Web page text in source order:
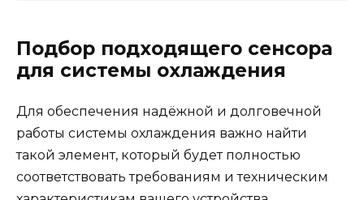
Подбор подходящего сенсора
для системы охлаждения
Для обеспечения надёжной и долговечной
работы системы охлаждения важно найти
такой элемент, который будет полностью
соответствовать требованиям и техническим